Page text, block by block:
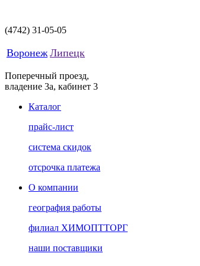
(4742) 31-05-05
Воронеж Липецк
Поперечный проезд,
владение 3а, кабинет 3
Каталог
прайс-лист
система скидок
отсрочка платежа
О компании
география работы
филиал ХИМОПТТОРГ
наши поставщики